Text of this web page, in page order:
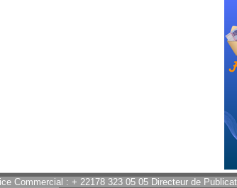
Commercial : + 22178 323 05 05 Directeur de